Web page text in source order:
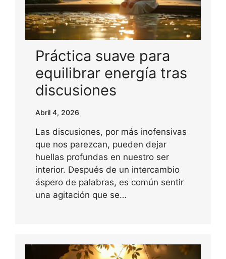
Práctica suave para
equilibrar energía tras
discusiones
Abril 4, 2026
Las discusiones, por más inofensivas
que nos parezcan, pueden dejar
huellas profundas en nuestro ser
interior. Después de un intercambio
áspero de palabras, es común sentir
una agitación que se…